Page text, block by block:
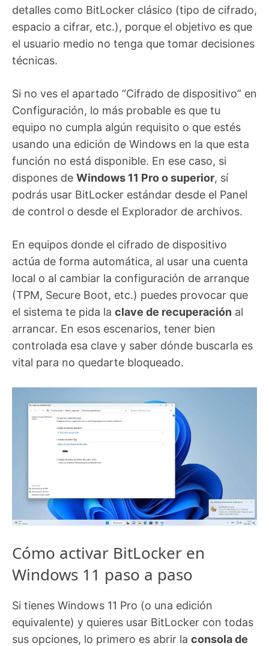
detalles como BitLocker clásico (tipo de cifrado,
espacio a cifrar, etc.), porque el objetivo es que
el usuario medio no tenga que tomar decisiones
técnicas.
Si no ves el apartado “Cifrado de dispositivo” en
Configuración, lo más probable es que tu
equipo no cumpla algún requisito o que estés
usando una edición de Windows en la que esta
función no está disponible. En ese caso, si
dispones de Windows 11 Pro o superior, sí
podrás usar BitLocker estándar desde el Panel
de control o desde el Explorador de archivos.
En equipos donde el cifrado de dispositivo
actúa de forma automática, al usar una cuenta
local o al cambiar la configuración de arranque
(TPM, Secure Boot, etc.) puedes provocar que
el sistema te pida la clave de recuperación al
arrancar. En esos escenarios, tener bien
controlada esa clave y saber dónde buscarla es
vital para no quedarte bloqueado.
Cómo activar BitLocker en
Windows 11 paso a paso
Si tienes Windows 11 Pro (o una edición
equivalente) y quieres usar BitLocker con todas
sus opciones, lo primero es abrir la consola de